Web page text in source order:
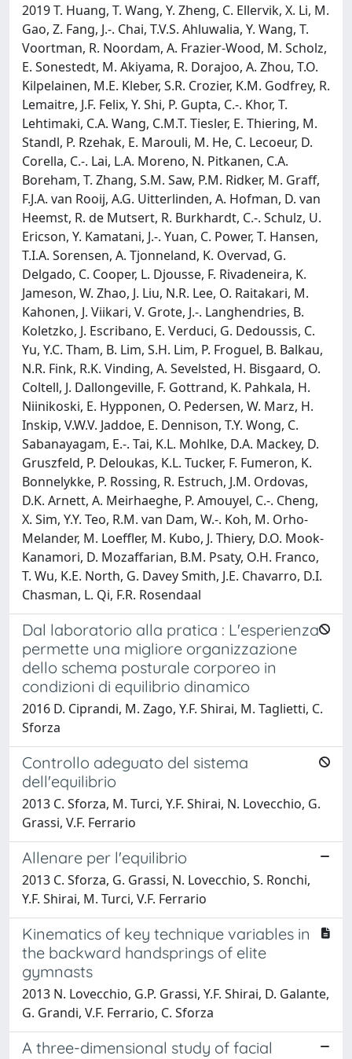
2019 T. Huang, T. Wang, Y. Zheng, C. Ellervik, X. Li, M.
Gao, Z. Fang, J.-. Chai, T.V.S. Ahluwalia, Y. Wang, T.
Voortman, R. Noordam, A. Frazier-Wood, M. Scholz,
E. Sonestedt, M. Akiyama, R. Dorajoo, A. Zhou, T.O.
Kilpelainen, M.E. Kleber, S.R. Crozier, K.M. Godfrey, R.
Lemaitre, J.F. Felix, Y. Shi, P. Gupta, C.-. Khor, T.
Lehtimaki, C.A. Wang, C.M.T. Tiesler, E. Thiering, M.
Standl, P. Rzehak, E. Marouli, M. He, C. Lecoeur, D.
Corella, C.-. Lai, L.A. Moreno, N. Pitkanen, C.A.
Boreham, T. Zhang, S.M. Saw, P.M. Ridker, M. Graff,
F.J.A. van Rooij, A.G. Uitterlinden, A. Hofman, D. van
Heemst, R. de Mutsert, R. Burkhardt, C.-. Schulz, U.
Ericson, Y. Kamatani, J.-. Yuan, C. Power, T. Hansen,
T.I.A. Sorensen, A. Tjonneland, K. Overvad, G.
Delgado, C. Cooper, L. Djousse, F. Rivadeneira, K.
Jameson, W. Zhao, J. Liu, N.R. Lee, O. Raitakari, M.
Kahonen, J. Viikari, V. Grote, J.-. Langhendries, B.
Koletzko, J. Escribano, E. Verduci, G. Dedoussis, C.
Yu, Y.C. Tham, B. Lim, S.H. Lim, P. Froguel, B. Balkau,
N.R. Fink, R.K. Vinding, A. Sevelsted, H. Bisgaard, O.
Coltell, J. Dallongeville, F. Gottrand, K. Pahkala, H.
Niinikoski, E. Hypponen, O. Pedersen, W. Marz, H.
Inskip, V.W.V. Jaddoe, E. Dennison, T.Y. Wong, C.
Sabanayagam, E.-. Tai, K.L. Mohlke, D.A. Mackey, D.
Gruszfeld, P. Deloukas, K.L. Tucker, F. Fumeron, K.
Bonnelykke, P. Rossing, R. Estruch, J.M. Ordovas,
D.K. Arnett, A. Meirhaeghe, P. Amouyel, C.-. Cheng,
X. Sim, Y.Y. Teo, R.M. van Dam, W.-. Koh, M. Orho-
Melander, M. Loeffler, M. Kubo, J. Thiery, D.O. Mook-
Kanamori, D. Mozaffarian, B.M. Psaty, O.H. Franco,
T. Wu, K.E. North, G. Davey Smith, J.E. Chavarro, D.I.
Chasman, L. Qi, F.R. Rosendaal
Dal laboratorio alla pratica : L'esperienza
permette una migliore organizzazione
dello schema posturale corporeo in
condizioni di equilibrio dinamico
2016 D. Ciprandi, M. Zago, Y.F. Shirai, M. Taglietti, C.
Sforza
Controllo adeguato del sistema
dell'equilibrio
2013 C. Sforza, M. Turci, Y.F. Shirai, N. Lovecchio, G.
Grassi, V.F. Ferrario
Allenare per l'equilibrio
2013 C. Sforza, G. Grassi, N. Lovecchio, S. Ronchi,
Y.F. Shirai, M. Turci, V.F. Ferrario
Kinematics of key technique variables in
the backward handsprings of elite
gymnasts
2013 N. Lovecchio, G.P. Grassi, Y.F. Shirai, D. Galante,
G. Grandi, V.F. Ferrario, C. Sforza
A three-dimensional study of facial